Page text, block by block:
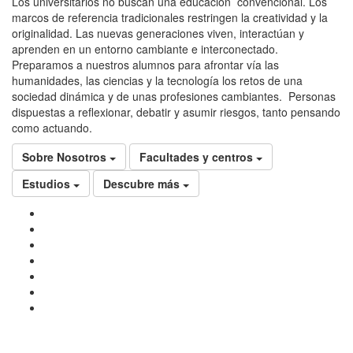
marcos de referencia tradicionales restringen la creatividad y la
originalidad. Las nuevas generaciones viven, interactúan y
aprenden en un entorno cambiante e interconectado.
Preparamos a nuestros alumnos para afrontar vía las
humanidades, las ciencias y la tecnología los retos de una
sociedad dinámica y de unas profesiones cambiantes. Personas
dispuestas a reflexionar, debatir y asumir riesgos, tanto pensando
como actuando.
Sobre Nosotros
Facultades y centros
Estudios
Descubre más